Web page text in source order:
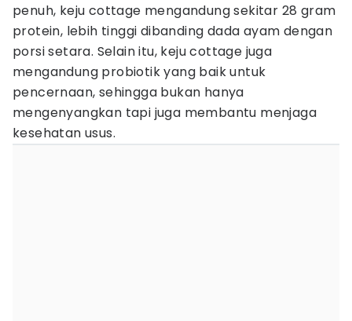
penuh, keju cottage mengandung sekitar 28 gram
protein, lebih tinggi dibanding dada ayam dengan
porsi setara. Selain itu, keju cottage juga
mengandung probiotik yang baik untuk
pencernaan, sehingga bukan hanya
mengenyangkan tapi juga membantu menjaga
kesehatan usus.